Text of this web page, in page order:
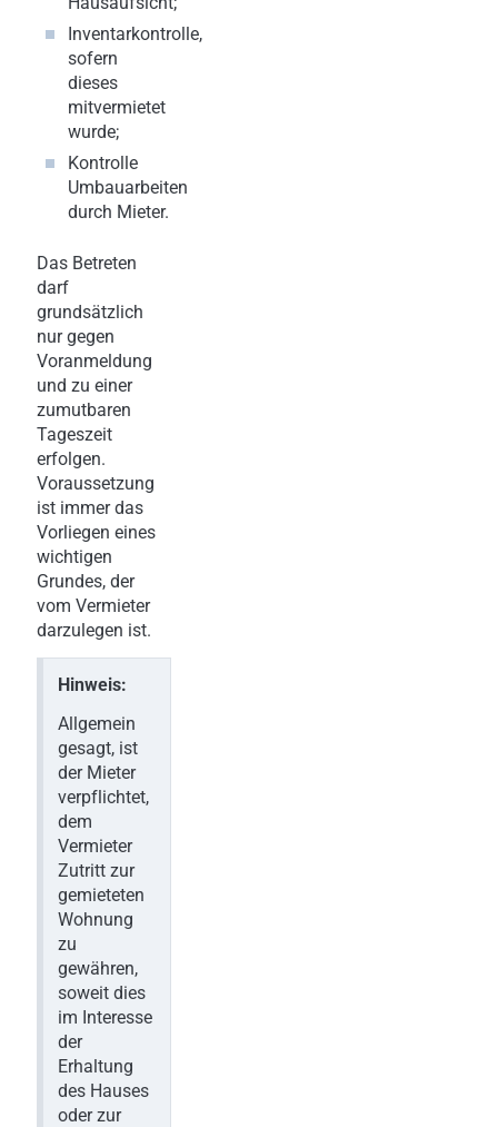
Inventarkontrolle,
sofern
dieses
mitvermietet
wurde;
Kontrolle
Umbauarbeiten
durch Mieter.
Das Betreten
darf
grundsätzlich
nur gegen
Voranmeldung
und zu einer
zumutbaren
Tageszeit
erfolgen.
Voraussetzung
ist immer das
Vorliegen eines
wichtigen
Grundes, der
vom Vermieter
darzulegen ist.
Hinweis:
Allgemein
gesagt, ist
der Mieter
verpflichtet,
dem
Vermieter
Zutritt zur
gemieteten
Wohnung
zu
gewähren,
soweit dies
im Interesse
der
Erhaltung
des Hauses
oder zur